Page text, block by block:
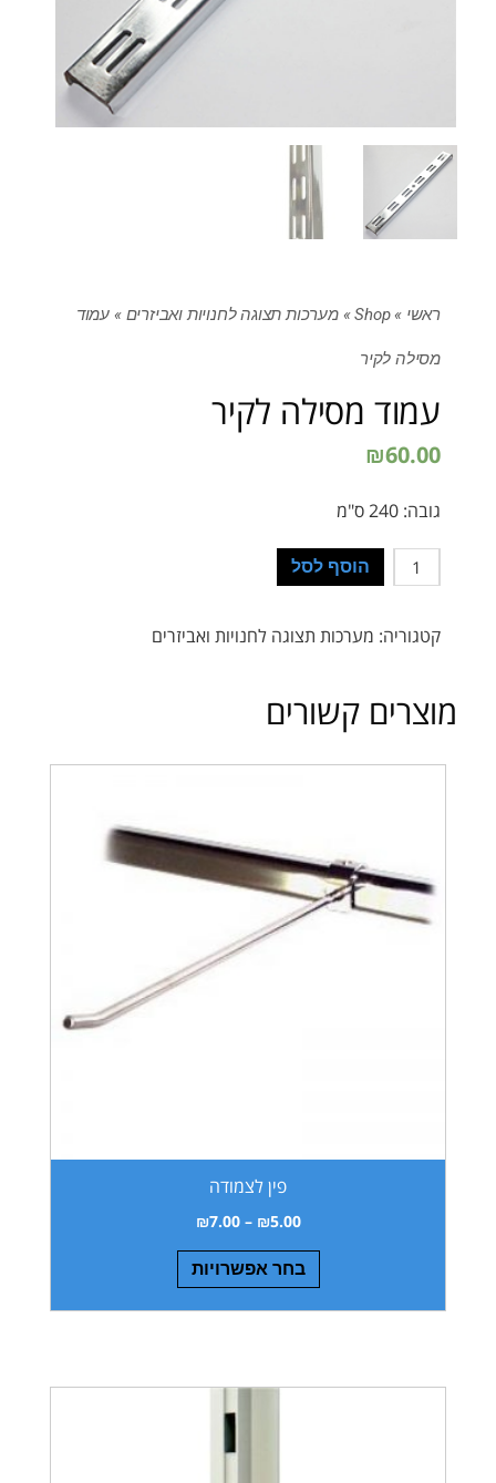
ראשי »
Shop
» מערכות תצוגה לחנויות ואביזרים » עמוד
מסילה לקיר
עמוד מסילה לקיר
₪60.00
גובה: 240 ס"מ
כמות הוסף לסל
קטגוריה: מערכות תצוגה לחנויות ואביזרים
מוצרים קשורים
פין לצמודה
₪5.00
–
₪7.00
בחר אפשרויות